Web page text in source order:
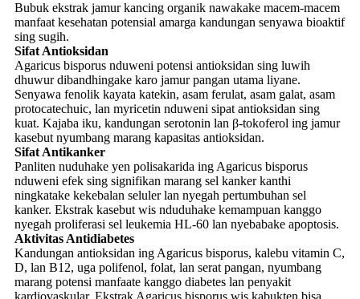
Bubuk ekstrak jamur kancing organik nawakake macem-macem
manfaat kesehatan potensial amarga kandungan senyawa bioaktif
sing sugih.
Sifat Antioksidan
Agaricus bisporus nduweni potensi antioksidan sing luwih
dhuwur dibandhingake karo jamur pangan utama liyane.
Senyawa fenolik kayata katekin, asam ferulat, asam galat, asam
protocatechuic, lan myricetin nduweni sipat antioksidan sing
kuat. Kajaba iku, kandungan serotonin lan β-tokoferol ing jamur
kasebut nyumbang marang kapasitas antioksidan.
Sifat Antikanker
Panliten nuduhake yen polisakarida ing Agaricus bisporus
nduweni efek sing signifikan marang sel kanker kanthi
ningkatake kekebalan seluler lan nyegah pertumbuhan sel
kanker. Ekstrak kasebut wis nduduhake kemampuan kanggo
nyegah proliferasi sel leukemia HL-60 lan nyebabake apoptosis.
Aktivitas Antidiabetes
Kandungan antioksidan ing Agaricus bisporus, kalebu vitamin C,
D, lan B12, uga polifenol, folat, lan serat pangan, nyumbang
marang potensi manfaate kanggo diabetes lan penyakit